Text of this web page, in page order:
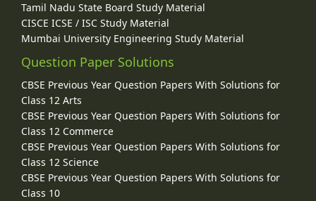
Tamil Nadu State Board Study Material
CISCE ICSE / ISC Study Material
Mumbai University Engineering Study Material
Question Paper Solutions
CBSE Previous Year Question Papers With Solutions for
Class 12 Arts
CBSE Previous Year Question Papers With Solutions for
Class 12 Commerce
CBSE Previous Year Question Papers With Solutions for
Class 12 Science
CBSE Previous Year Question Papers With Solutions for
Class 10